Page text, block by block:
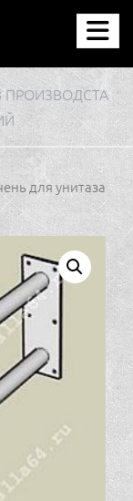
ПРОИЗВОДСТА
для унитаза